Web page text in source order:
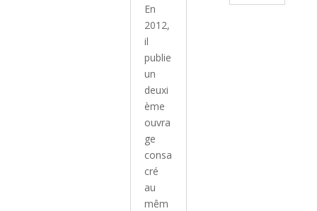
En
2012,
il
publie
un
deuxi
ème
ouvra
ge
consa
cré
au
mêm